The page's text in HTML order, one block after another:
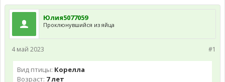
Юлия5077059
Проклюнувшийся из яйца
#1
4 май 2023
Вид птицы: Корелла
Возраст: 7 лет